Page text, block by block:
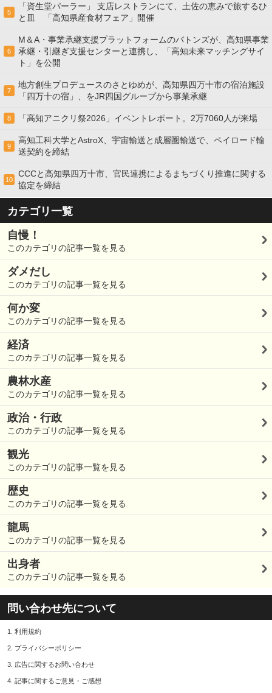
5
「資生堂パーラー」 支店レストランにて、土佐の恵みで旅するひ
と皿 「高知県産食材フェア」開催
6
M＆A・事業承継支援プラットフォームのバトンズが、高知県事業
承継・引継ぎ支援センターと連携し、「高知未来マッチングサイ
ト」を公開
7
地方創生プロデュースのさとゆめが、高知県四万十市の宿泊施設
「四万十の宿」、をJR四国グループから事業承継
8 「高知アニクリ祭2026」イベントレポート。2万7060人が来場
9
高知工科大学とAstroX、宇宙輸送と成層圏輸送で、ペイロード輸
送契約を締結
10
CCCと高知県四万十市、官民連携によるまちづくり推進に関する
協定を締結
カテゴリ一覧
自慢！
このカテゴリの記事一覧を見る
ダメだし
このカテゴリの記事一覧を見る
何か変
このカテゴリの記事一覧を見る
経済
このカテゴリの記事一覧を見る
農林水産
このカテゴリの記事一覧を見る
政治・行政
このカテゴリの記事一覧を見る
観光
このカテゴリの記事一覧を見る
歴史
このカテゴリの記事一覧を見る
龍馬
このカテゴリの記事一覧を見る
出身者
このカテゴリの記事一覧を見る
問い合わせ先について
1. 利用規約
2. プライバシーポリシー
3. 広告に関するお問い合わせ
4. 記事に関するご意見・ご感想